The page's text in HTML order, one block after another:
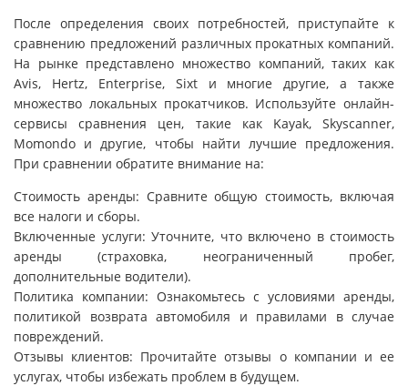
После определения своих потребностей, приступайте к
сравнению предложений различных прокатных компаний.
На рынке представлено множество компаний, таких как
Avis, Hertz, Enterprise, Sixt и многие другие, а также
множество локальных прокатчиков. Используйте онлайн-
сервисы сравнения цен, такие как Kayak, Skyscanner,
Momondo и другие, чтобы найти лучшие предложения.
При сравнении обратите внимание на:
Стоимость аренды: Сравните общую стоимость, включая
все налоги и сборы.
Включенные услуги: Уточните, что включено в стоимость
аренды (страховка, неограниченный пробег,
дополнительные водители).
Политика компании: Ознакомьтесь с условиями аренды,
политикой возврата автомобиля и правилами в случае
повреждений.
Отзывы клиентов: Прочитайте отзывы о компании и ее
услугах, чтобы избежать проблем в будущем.